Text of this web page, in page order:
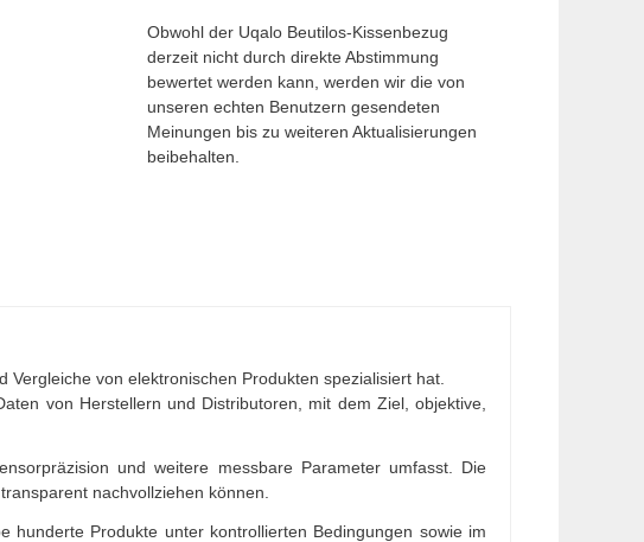
Obwohl der Uqalo Beutilos-Kissenbezug
derzeit nicht durch direkte Abstimmung
bewertet werden kann, werden wir die von
unseren echten Benutzern gesendeten
Meinungen bis zu weiteren Aktualisierungen
beibehalten.
von elektronischen Produkten spezialisiert hat.
von Herstellern und Distributoren, mit dem Ziel, objektive,
und weitere messbare Parameter umfasst. Die
nachvollziehen können.
hunderte Produkte unter kontrollierten Bedingungen sowie im